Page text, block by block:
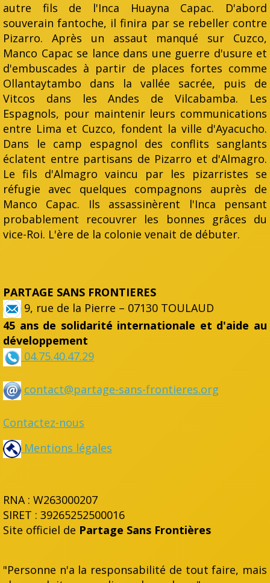
autre fils de l'Inca Huayna Capac. D'abord
souverain fantoche, il finira par se rebeller contre
Pizarro. Après un assaut manqué sur Cuzco,
Manco Capac se lance dans une guerre d'usure et
d'embuscades à partir de places fortes comme
Ollantaytambo dans la vallée sacrée, puis de
Vitcos dans les Andes de Vilcabamba. Les
Espagnols, pour maintenir leurs communications
entre Lima et Cuzco, fondent la ville d'Ayacucho.
Dans le camp espagnol des conflits sanglants
éclatent entre partisans de Pizarro et d'Almagro.
Le fils d'Almagro vaincu par les pizarristes se
réfugie avec quelques compagnons auprès de
Manco Capac. Ils assassinèrent l'Inca pensant
probablement recouvrer les bonnes grâces du
vice-Roi. L'ère de la colonie venait de débuter.
PARTAGE SANS FRONTIERES
9, rue de la Pierre – 07130 TOULAUD
45 ans de solidarité internationale et d'aide au
développement
04.75.40.47.29
contact@partage-sans-frontieres.org
Contactez-nous
Mentions légales
RNA : W263000207
SIRET : 39265252500016
Site officiel de Partage Sans Frontières
"Personne n'a la responsabilité de tout faire, mais